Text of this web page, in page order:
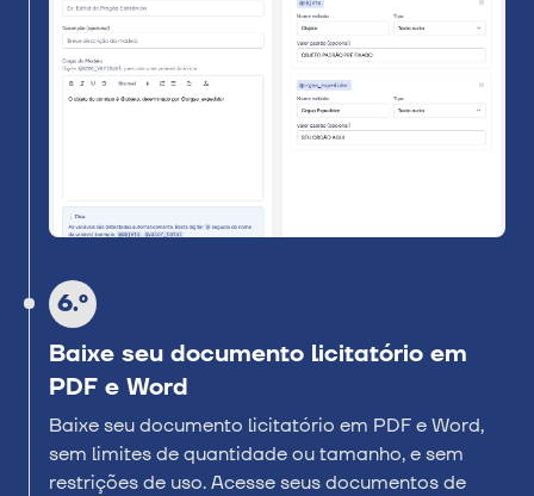
6.º
Baixe seu documento licitatório em
PDF e Word
Baixe seu documento licitatório em PDF e Word,
sem limites de quantidade ou tamanho, e sem
restrições de uso. Acesse seus documentos de